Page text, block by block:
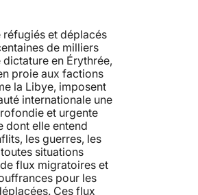
réfugiés et déplacés
de milliers
en Érythrée,
proie aux factions
la Libye, imposent
internationale une
et urgente
dont elle entend
les guerres, les
situations
flux migratoires et
pour les
Ces flux